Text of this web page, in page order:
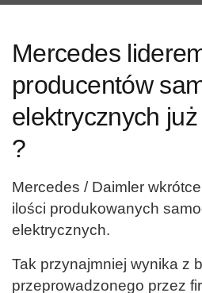
Mercedes
producentów
elektrycznych
?
Mercedes / Daimler
ilości produkowanych
elektrycznych.
Tak przynajmniej wynika z
przeprowadzonego przez